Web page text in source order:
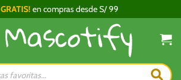
GRATIS! en compras desde S/ 99